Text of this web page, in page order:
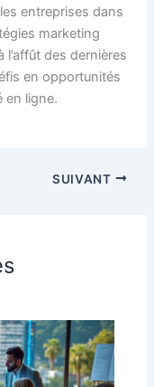
entreprises dans
marketing
des dernières
en opportunités
en ligne.
SUIVANT